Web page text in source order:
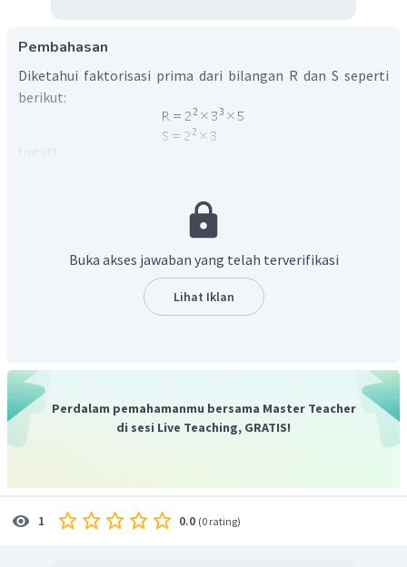
Pembahasan
Diketahui faktorisasi prima dari bilangan R dan S seperti
berikut:
Jadi, FPB dari faktorisasi prima dua bilangan tersebut
Buka akses jawaban yang telah terverifikasi
Lihat Iklan
Perdalam pemahamanmu bersama Master Teacher
di sesi Live Teaching, GRATIS!
1 0.0 (0 rating)